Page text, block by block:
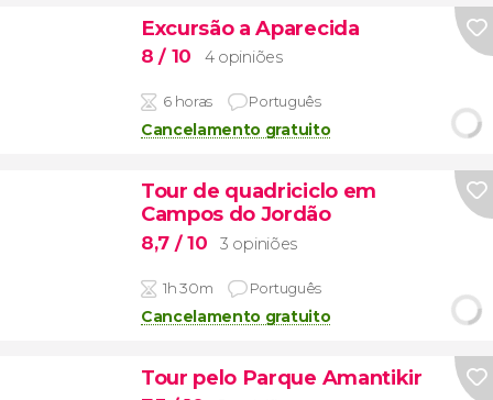
Excursão a Aparecida
8/ 10 4 opiniões
6 horas Português
Cancelamento gratuito
Tour de quadriciclo em
Campos do Jordão
8,7 / 10 3 opiniões
1h 30m Português
Cancelamento gratuito
Tour pelo Parque Amantikir